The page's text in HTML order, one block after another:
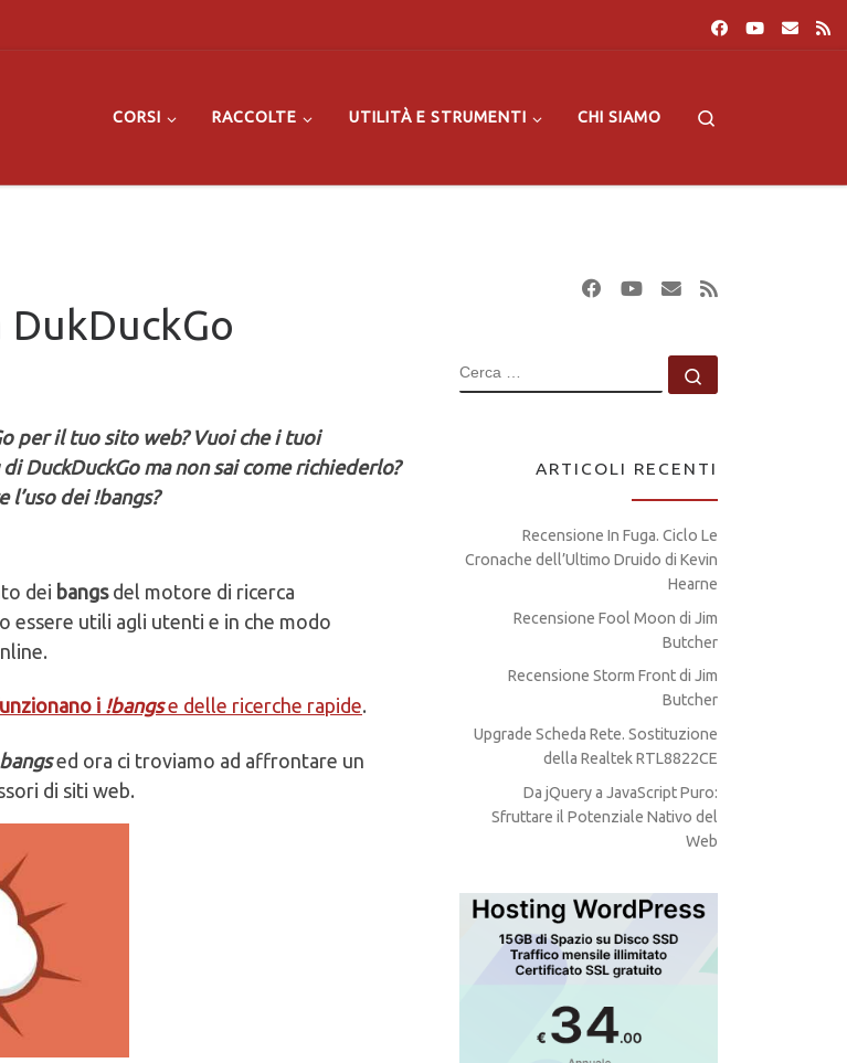
CORSI RACCOLTE UTILITÀ E STRUMENTI CHI SIAMO
per il tuo sito web? Vuoi che i tuoi
DuckDuckGo ma non sai come richiederlo?
l’uso dei !bangs?
dei bangs del motore di ricerca
essere utili agli utenti e in che modo
i !bangse delle ricerche rapide.
bangs ed ora ci troviamo ad affrontare un
di siti web.
CERCA
ARTICOLI RECENTI
Recensione In Fuga. Ciclo Le
Cronache dell’Ultimo Druido di Kevin
Hearne
Recensione Fool Moon di Jim
Butcher
Recensione Storm Front di Jim
Butcher
Upgrade Scheda Rete. Sostituzione
della Realtek RTL8822CE
Da jQuery a JavaScript Puro:
Sfruttare il Potenziale Nativo del
Web